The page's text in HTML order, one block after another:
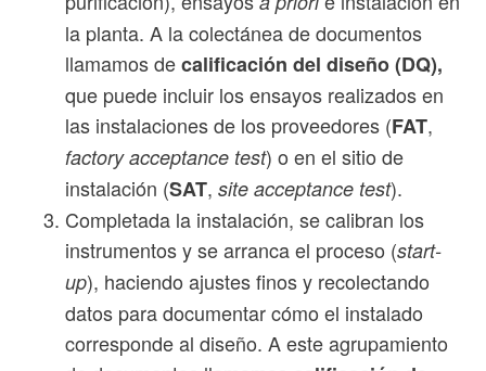
la planta. A la colectánea de documentos
llamamos decalificación del diseño (DQ),
que puede incluir los ensayos realizados en
las instalaciones de los proveedores (FAT,
factory acceptance test) o en el sitio de
instalación (SAT, site acceptance test).
Completada la instalación, se calibran los
instrumentos y se arranca el proceso (start-
up), haciendo ajustes finos y recolectando
datos para documentar cómo el instalado
corresponde al diseño. A este agrupamiento